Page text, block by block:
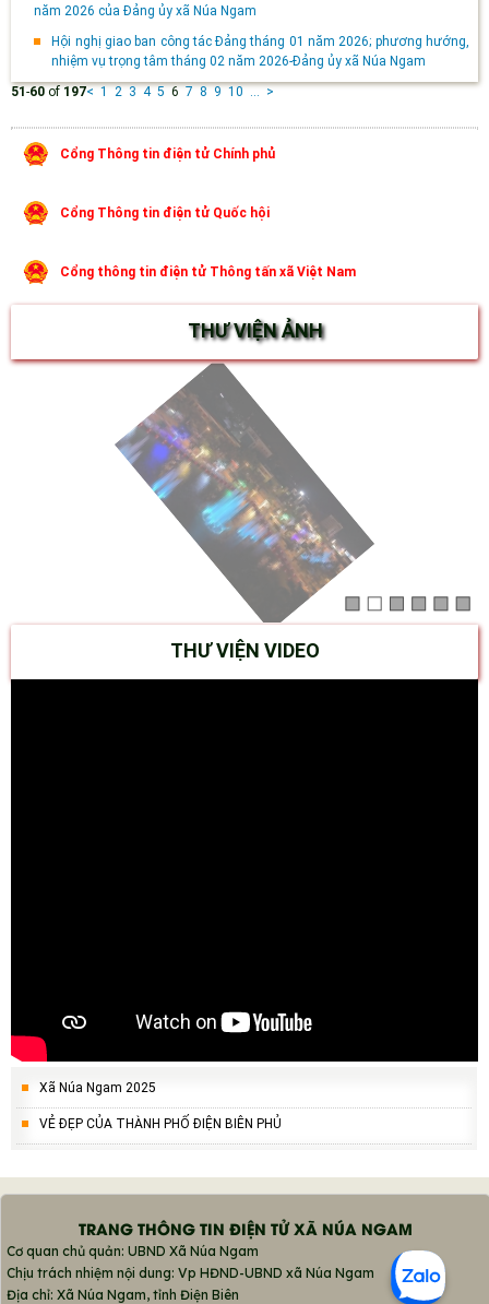
năm 2026 của Đảng ủy xã Núa Ngam
Hội nghị giao ban công tác Đảng tháng 01 năm 2026; phương hướng,
nhiệm vụ trọng tâm tháng 02 năm 2026-Đảng ủy xã Núa Ngam
51 -60 of 197< 1 2 3 4 5 6 7 8 9 10 ... >
Cổng Thông tin điện tử Chính phủ
Cổng Thông tin điện tử Quốc hội
Cổng thông tin điện tử Thông tấn xã Việt Nam
THƯ VIỆN ẢNH
THƯ VIỆN VIDEO
Xã Núa Ngam 2025
VẺ ĐẸP CỦA THÀNH PHỐ ĐIỆN BIÊN PHỦ
TRANG THÔNG TIN ĐIỆN TỬ XÃ NÚA NGAM
Cơ quan chủ quản: UBND Xã Núa Ngam
Chịu trách nhiệm nội dung: Vp HĐND-UBND xã Núa Ngam
Địa chỉ: Xã Núa Ngam, tỉnh Điện Biên